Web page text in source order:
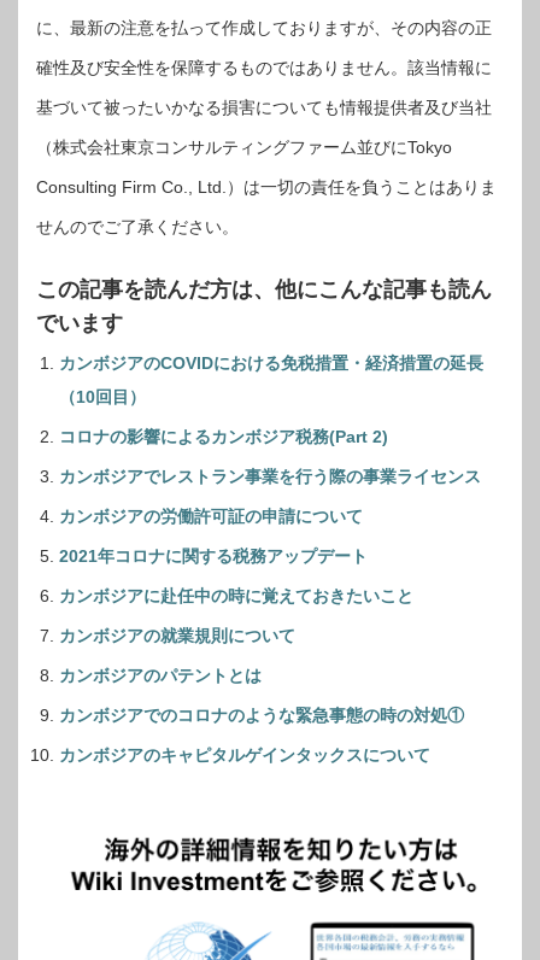
に、最新の注意を払って作成しておりますが、その内容の正
確性及び安全性を保障するものではありません。該当情報に
基づいて被ったいかなる損害についても情報提供者及び当社
（株式会社東京コンサルティングファーム並びにTokyo
Consulting Firm Co., Ltd.）は一切の責任を負うことはありま
せんのでご了承ください。
この記事を読んだ方は、他にこんな記事も読ん
でいます
カンボジアのCOVIDにおける免税措置・経済措置の延長
（10回目）
コロナの影響によるカンボジア税務(Part 2)
カンボジアでレストラン事業を行う際の事業ライセンス
カンボジアの労働許可証の申請について
2021年コロナに関する税務アップデート
カンボジアに赴任中の時に覚えておきたいこと
カンボジアの就業規則について
カンボジアのパテントとは
カンボジアでのコロナのような緊急事態の時の対処①
カンボジアのキャピタルゲインタックスについて